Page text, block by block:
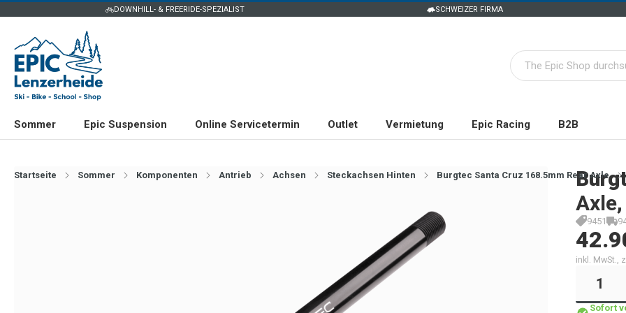
DOWNHILL- & FREERIDE-SPEZIALIST SCHWEIZER FIRMA
Sommer Epic Suspension Online Servicetermin Outlet Vermietung Epic Racing B2B
Startseite Sommer Komponenten Antrieb Achsen Steckachsen Hinten Burgtec Santa Cruz 168.5mm Rear Axle
9451
inkl. MwSt.,
Sofort